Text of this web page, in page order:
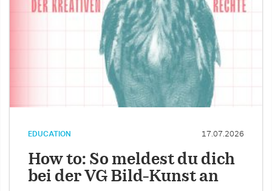
EDUCATION 17.07.2026
How to: So meldest du dich
bei der VG Bild-Kunst an